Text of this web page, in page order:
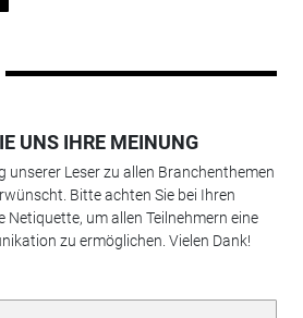
UNS IHRE MEINUNG
unserer Leser zu allen Branchenthemen
Bitte achten Sie bei Ihren
Netiquette, um allen Teilnehmern eine
zu ermöglichen. Vielen Dank!